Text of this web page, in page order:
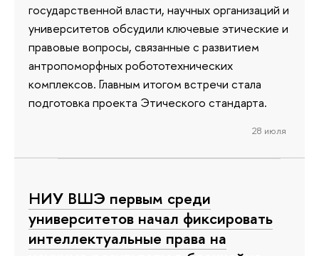
государственной власти, научных организаций и
университетов обсудили ключевые этические и
правовые вопросы, связанные с развитием
антропоморфных робототехнических
комплексов. Главным итогом встречи стала
подготовка проекта Этического стандарта.
28 июля
НИУ ВШЭ первым среди
университетов начал фиксировать
интеллектуальные права на